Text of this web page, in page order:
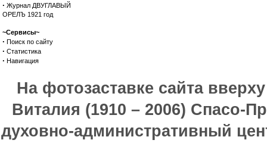
· Журнал ДВУГЛАВЫЙ
ОРЕЛЪ 1921 год
~Сервисы~
· Поиск по сайту
· Статистика
· Навигация
На фотозаставке сайта
Виталия (1910 – 2006) Спасо-
духовно-административный